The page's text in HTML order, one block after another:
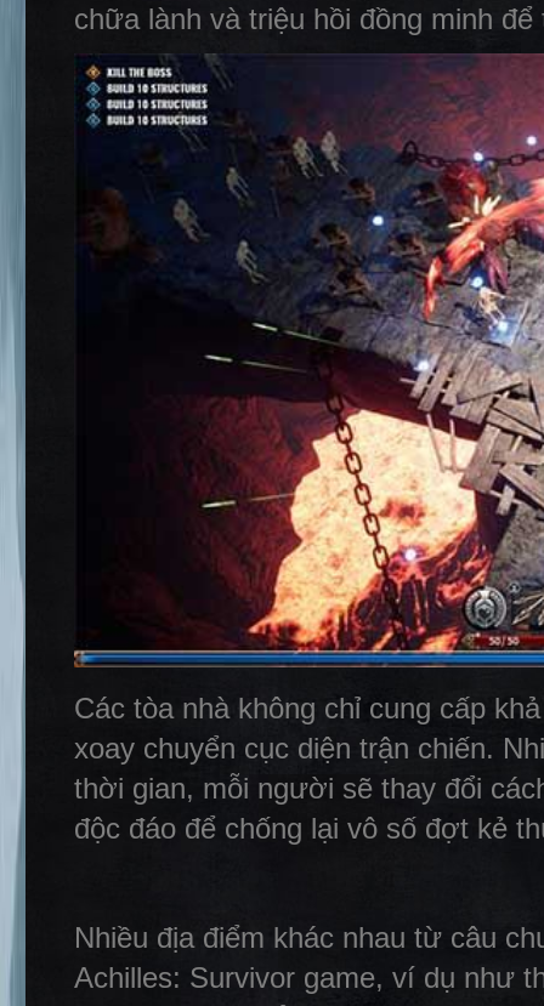
chữa lành và triệu hồi đồng minh
Các tòa nhà không chỉ cung cấp
xoay chuyển cục diện trận chiến.
thời gian, mỗi người sẽ thay đổi
độc đáo để chống lại vô số đợt kẻ
Nhiều địa điểm khác nhau từ câu
Achilles: Survivor game, ví dụ như